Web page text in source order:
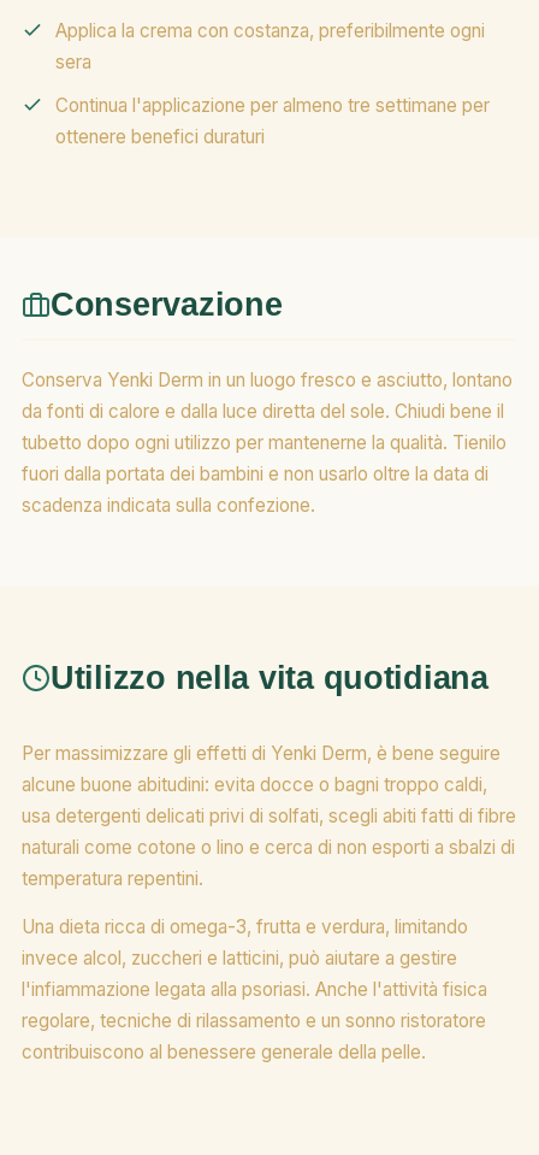
Applica la crema con costanza, preferibilmente ogni
sera
Continua l'applicazione per almeno tre settimane per
ottenere benefici duraturi
Conservazione
Conserva Yenki Derm in un luogo fresco e asciutto, lontano
da fonti di calore e dalla luce diretta del sole. Chiudi bene il
tubetto dopo ogni utilizzo per mantenerne la qualità. Tienilo
fuori dalla portata dei bambini e non usarlo oltre la data di
scadenza indicata sulla confezione.
Utilizzo nella vita quotidiana
Per massimizzare gli effetti di Yenki Derm, è bene seguire
alcune buone abitudini: evita docce o bagni troppo caldi,
usa detergenti delicati privi di solfati, scegli abiti fatti di fibre
naturali come cotone o lino e cerca di non esporti a sbalzi di
temperatura repentini.
Una dieta ricca di omega-3, frutta e verdura, limitando
invece alcol, zuccheri e latticini, può aiutare a gestire
l'infiammazione legata alla psoriasi. Anche l'attività fisica
regolare, tecniche di rilassamento e un sonno ristoratore
contribuiscono al benessere generale della pelle.